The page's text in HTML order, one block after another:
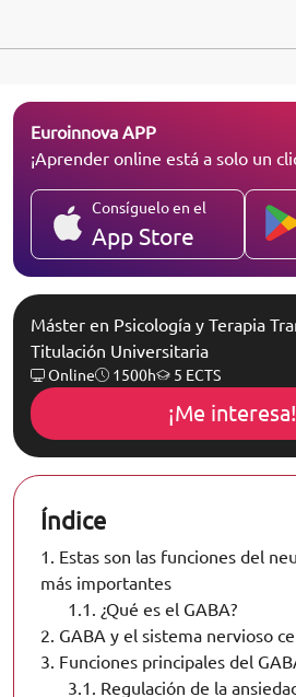
Euroinnova APP
¡Aprender online está a solo un
Consíguelo en el
App Store
Máster en Psicología y Terapia
Titulación Universitaria
Online 1500h 5 ECTS
¡Me interesa!
Índice
1. Estas son las funciones del
más importantes
1.1. ¿Qué es el GABA?
2. GABA y el sistema nervioso
3. Funciones principales del
3.1. Regulación de la